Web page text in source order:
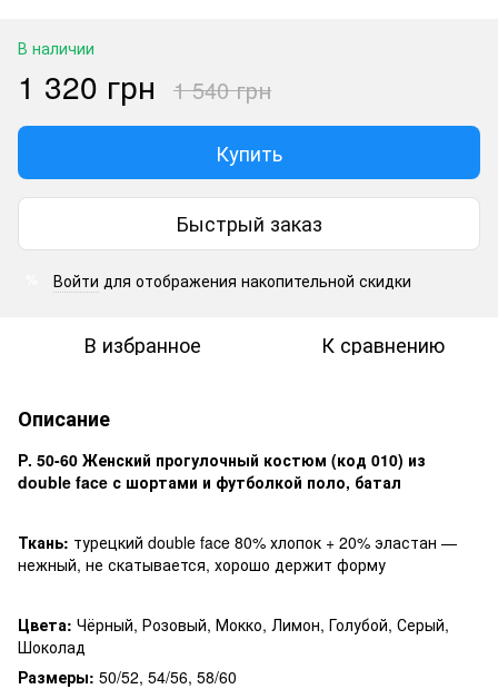
В наличии
1 320 грн 1 540 грн
Купить
Быстрый заказ
Войти для отображения накопительной скидки
В избранное К сравнению
Описание
Р. 50-60 Женский прогулочный костюм (код 010) из
double face с шортами и футболкой поло, батал
Ткань: турецкий double face 80% хлопок + 20% эластан —
нежный, не скатывается, хорошо держит форму
Цвета: Чёрный, Розовый, Мокко, Лимон, Голубой, Серый,
Шоколад
Размеры: 50/52, 54/56, 58/60